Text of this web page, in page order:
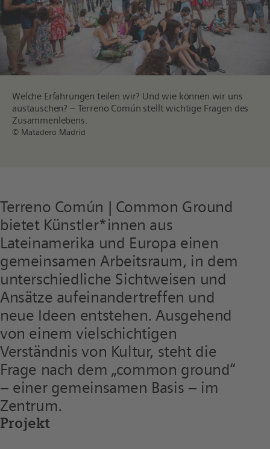
Welche Erfahrungen teilen wir? Und wie können wir uns
austauschen? – Terreno Común stellt wichtige Fragen des
Zusammenlebens.
© Matadero Madrid
Terreno Común | Common Ground
bietet Künstler*innen aus
Lateinamerika und Europa einen
gemeinsamen Arbeitsraum, in dem
unterschiedliche Sichtweisen und
Ansätze aufeinandertreffen und
neue Ideen entstehen. Ausgehend
von einem vielschichtigen
Verständnis von Kultur, steht die
Frage nach dem „common ground“
– einer gemeinsamen Basis – im
Zentrum.
Projekt